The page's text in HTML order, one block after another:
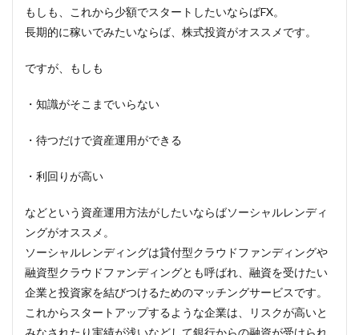
もしも、これから少額でスタートしたいならばFX。
長期的に稼いでみたいならば、株式投資がオススメです。
ですが、もしも
・知識がそこまでいらない
・待つだけで資産運用ができる
・利回りが高い
などという資産運用方法がしたいならばソーシャルレンディ
ングがオススメ。
ソーシャルレンディングは貸付型クラウドファンディングや
融資型クラウドファンディングとも呼ばれ、融資を受けたい
企業と投資家を結びつけるためのマッチングサービスです。
これからスタートアップするような企業は、リスクが高いと
みなされたり実績が浅いなどして銀行からの融資が受けられ